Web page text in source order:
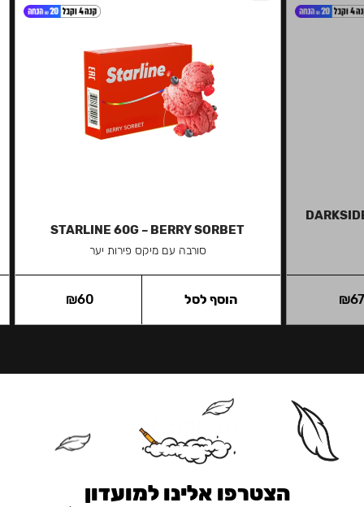
₪
STARLINE 60G – BERRY SORBET
סורבה עם מיקס פירות יער
₪60 הוסף לסל
הצטרפו אלינו למועדון